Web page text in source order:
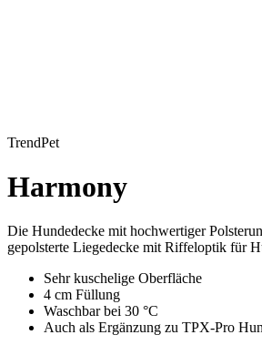
TrendPet
Harmony
Die Hundedecke mit hochwertiger
gepolsterte Liegedecke mit Riffeloptik für
Sehr kuschelige Oberfläche
4 cm Füllung
Waschbar bei 30 °C
Auch als Ergänzung zu TPX-Pro